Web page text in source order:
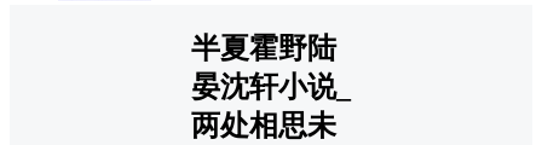
半夏霍野陆
晏沈轩小说_
两处相思未